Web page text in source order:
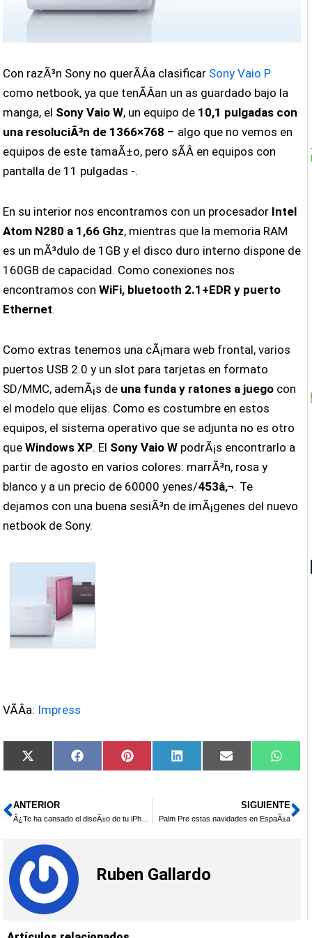
Con razÃ³n Sony no querÃ­Â­a clasificar Sony Vaio P
como netbook, ya que tenÃ­Â­an un as guardado bajo la
manga, el Sony Vaio W, un equipo de 10,1 pulgadas con
una resoluciÃ³n de 1366×768 – algo que no vemos en
equipos de este tamaÃ±o, pero sÃ­Â­ en equipos con
pantalla de 11 pulgadas -.
En su interior nos encontramos con un procesador Intel
Atom N280 a 1,66 Ghz, mientras que la memoria RAM
es un mÃ³dulo de 1GB y el disco duro interno dispone de
160GB de capacidad. Como conexiones nos
encontramos con WiFi, bluetooth 2.1+EDR y puerto
Ethernet.
Como extras tenemos una cÃ¡mara web frontal, varios
puertos USB 2.0 y un slot para tarjetas en formato
SD/MMC, ademÃ¡s de una funda y ratones a juego con
el modelo que elijas. Como es costumbre en estos
equipos, el sistema operativo que se adjunta no es otro
queWindows XP. El Sony Vaio W podrÃ¡s encontrarlo a
partir de agosto en varios colores: marrÃ³n, rosa y
blanco y a un precio de 60000 yenes/453â‚¬. Te
dejamos con una buena sesiÃ³n de imÃ¡genes del nuevo
netbook de Sony.
VÃ­Â­a: Impress
Compartir
en
X
(Twitter)
Compartir
en
FacebookCompartir
en
PinterestCompartir
en
LinkedIn Compartir
en
Email
en
Ant
ANTERIOR SIGUIENTE
Palm Pre estas navidades en EspaÃ±a
Ruben Gallardo